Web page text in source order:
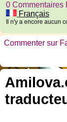
0 Commentaires
Français
Il n'y a encore aucun
Commenter sur